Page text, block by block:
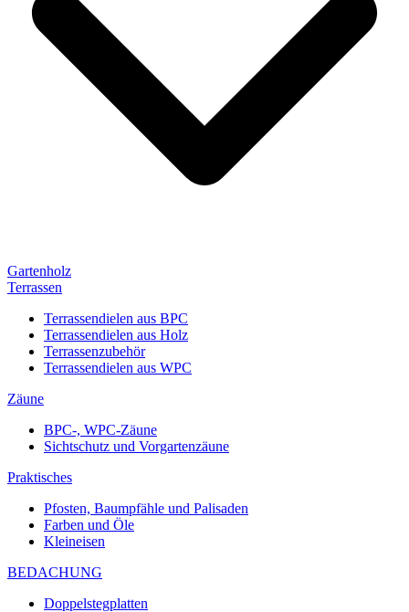
Gartenholz
Terrassen
Terrassendielen aus BPC
Terrassendielen aus Holz
Terrassenzubehör
Terrassendielen aus WPC
Zäune
BPC-, WPC-Zäune
Sichtschutz und Vorgartenzäune
Praktisches
Pfosten, Baumpfähle und Palisaden
Farben und Öle
Kleineisen
BEDACHUNG
Doppelstegplatten